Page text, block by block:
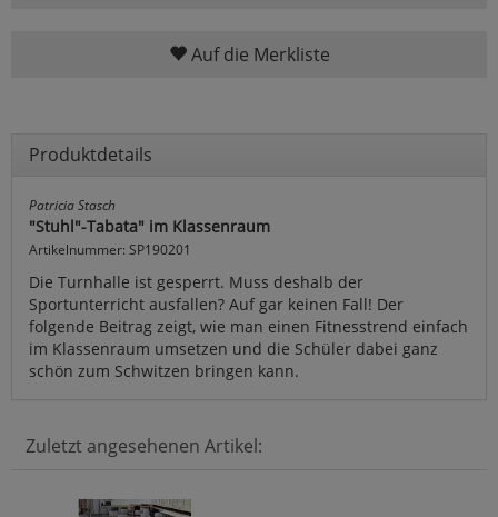
Auf die Merkliste
Produktdetails
Patricia Stasch
"Stuhl"-Tabata" im Klassenraum
Artikelnummer: SP190201
Die Turnhalle ist gesperrt. Muss deshalb der
Sportunterricht ausfallen? Auf gar keinen Fall! Der
folgende Beitrag zeigt, wie man einen Fitnesstrend einfach
im Klassenraum umsetzen und die Schüler dabei ganz
schön zum Schwitzen bringen kann.
Zuletzt angesehenen Artikel: